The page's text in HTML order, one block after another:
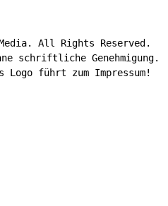
All Rights Reserved.
schriftliche Genehmigung.
Logo führt zum Impressum!